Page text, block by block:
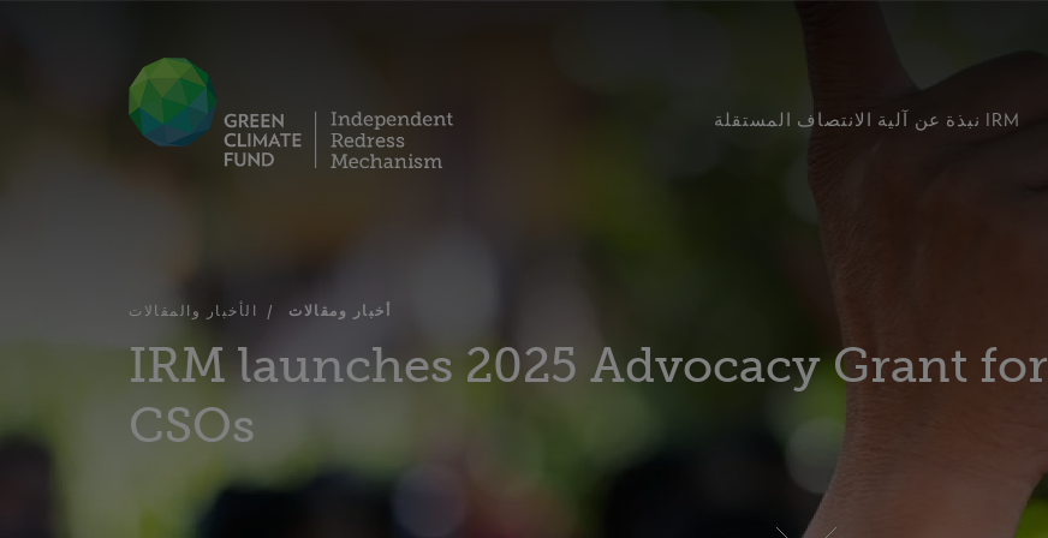
نبذة عن آلية الانتصاف المستقلة IRM
الأخبار والمقالات أخبار ومقالات
IRM launches 2025 Advocacy Grant for
CSOs